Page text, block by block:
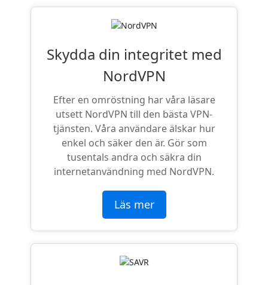
Skydda din integritet med
NordVPN
Efter en omröstning har våra läsare
utsett NordVPN till den bästa VPN-
tjänsten. Våra användare älskar hur
enkel och säker den är. Gör som
tusentals andra och säkra din
internetanvändning med NordVPN.
Läs mer